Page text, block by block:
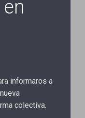
informaros a
colectiva.